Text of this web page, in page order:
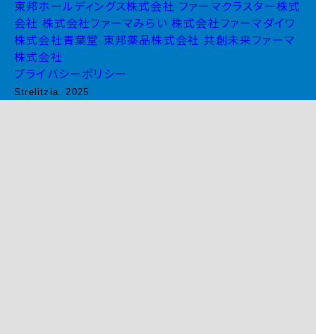
東邦ホールディングス株式会社 ファーマクラスター株式
会社 株式会社ファーマみらい 株式会社ファーマダイワ
株式会社青葉堂 東邦薬品株式会社 共創未来ファーマ
株式会社
プライバシーポリシー
Strelitzia. 2025